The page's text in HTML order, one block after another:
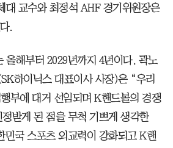
대 교수와 최정석 AHF 경기위원장은
.
올해부터 2029년까지 4년이다. 곽노
하이닉스 대표이사 사장)은 “우리
부에 대거 선임되며 K핸드볼의 경쟁
받게 된 점을 무척 기쁘게 생각한
민국 스포츠 외교력이 강화되고 K핸